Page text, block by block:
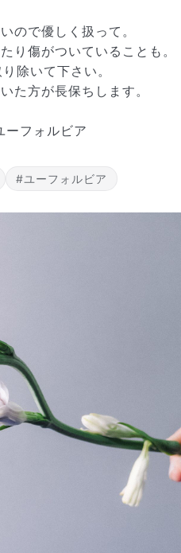
お気軽にサポートまでご連絡く
ます。
は、実際にお届けする商品を撮
なので、どうしても色味やサイ
が、できるだけ写真のイメージ
に人の目でチェックをしていま
ので優しく扱って。
り傷がついていることも。
除いて下さい。
た方が長保ちします。
フォルビア
#ユーフォルビア